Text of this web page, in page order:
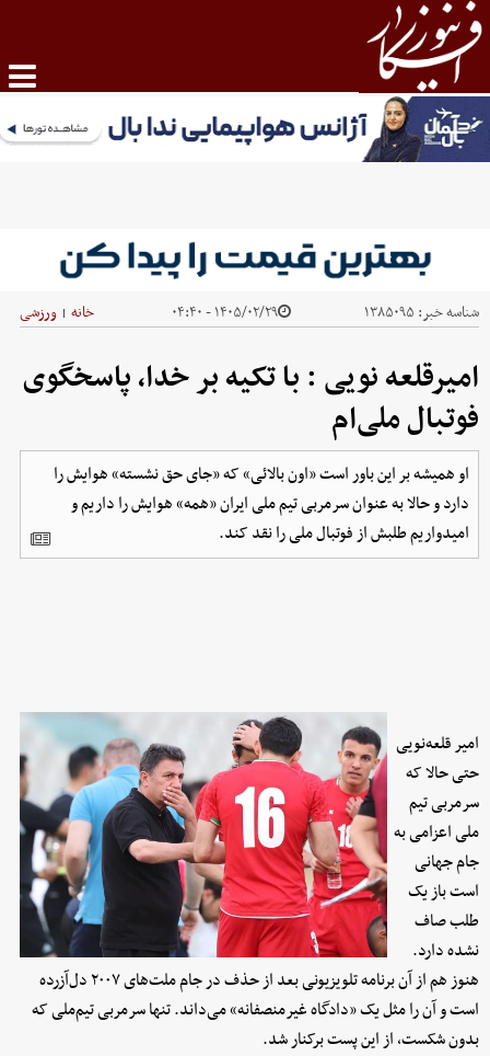
شناسه خبر: ۱۳۸۵۰۹۵ ۱۴۰۵/۰۲/۲۹ - ۰۴:۴۰ خانه | ورزشی
امیرقلعه نویی : با تکیه بر خدا، پاسخگوی
فوتبال ملی‌ام
او همیشه بر این باور است «اون بالائی» که «جای حق نشسته» هوایش را
دارد و حالا به عنوان سرمربی تیم ملی ایران «همه» هوایش را داریم و
امیدواریم طلبش از فوتبال ملی را نقد کند.
امیر قلعه‌نویی
حتی حالا که
سرمربی تیم
ملی اعزامی به
جام جهانی
است باز یک
طلب صاف
نشده دارد.
هنوز هم از آن برنامه تلویزیونی بعد از حذف در جام ملت‌های ۲۰۰۷ دل‌آزرده
است و آن را مثل یک «دادگاه غیرمنصفانه» می‌داند. تنها سرمربی تیم‌ملی که
بدون شکست، از این پست برکنار شد.